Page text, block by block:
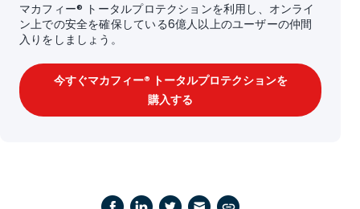
マカフィー® トータルプロテクションを利用し、オンライ
ン上での安全を確保している6億人以上のユーザーの仲間
入りをしましょう。
今すぐマカフィー® トータルプロテクションを
購入する